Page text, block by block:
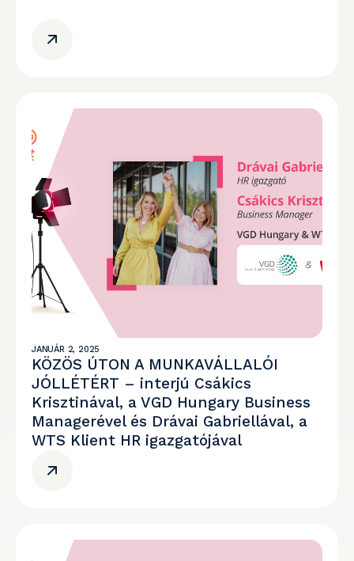
JANUÁR 2, 2025
KÖZÖS ÚTON A MUNKAVÁLLALÓI
JÓLLÉTÉRT – interjú Csákics
Krisztinával, a VGD Hungary Business
Managerével és Drávai Gabriellával, a
WTS Klient HR igazgatójával